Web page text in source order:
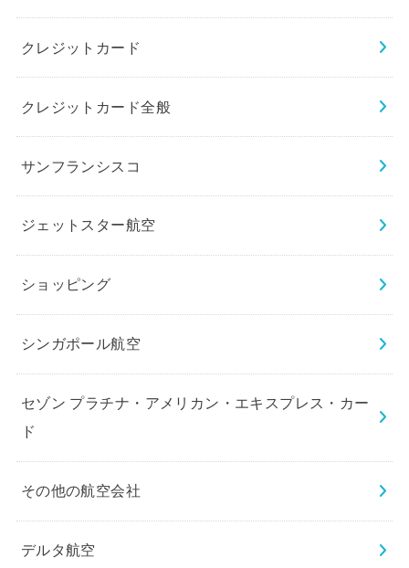
クレジットカード
クレジットカード全般
サンフランシスコ
ジェットスター航空
ショッピング
シンガポール航空
セゾン プラチナ・アメリカン・エキスプレス・カー
ド
その他の航空会社
デルタ航空